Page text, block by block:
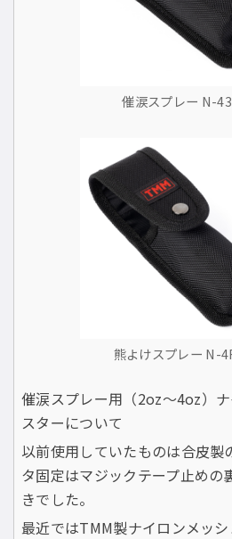
催涙スプレー N-
熊よけスプレー N-
催涙スプレー用（2oz〜4oz）
スターについて
以前使用していたものは合皮製
タ固定はマジックテープ止めの
きでした。
最近ではTMM製ナイロンメッ